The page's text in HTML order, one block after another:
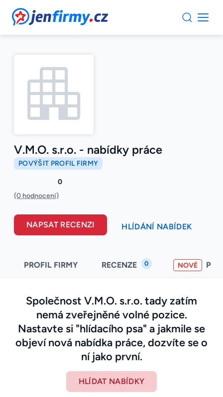
JenFirmy.cz
V.M.O. s.r.o. - nabídky práce
POVÝŠIT PROFIL FIRMY
0
(0 hodnocení)
NAPSAT RECENZI HLÍDÁNÍ NABÍDEK
PROFIL FIRMY RECENZE 0 NOVÉ
Společnost V.M.O. s.r.o. tady zatím
nemá zveřejněné volné pozice.
Nastavte si "hlídacího psa" a jakmile se
objeví nová nabídka práce, dozvíte se o
ní jako první.
HLÍDAT NABÍDKY